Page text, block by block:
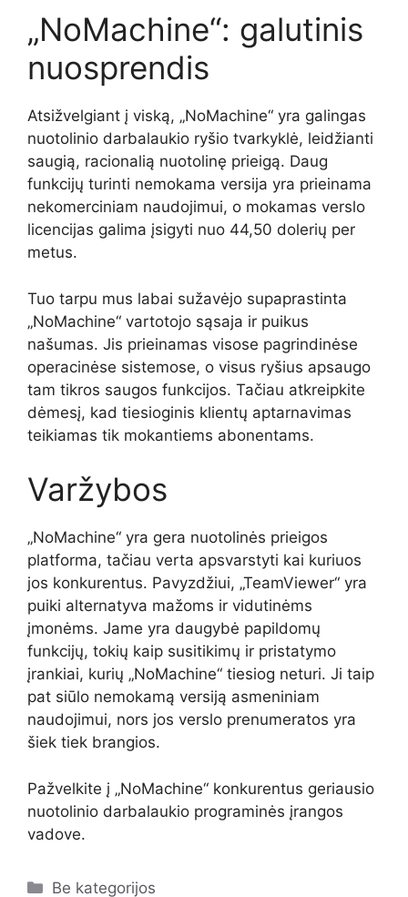
„NoMachine“: galutinis
nuosprendis
Atsižvelgiant į viską, „NoMachine“ yra galingas
nuotolinio darbalaukio ryšio tvarkyklė, leidžianti
saugią, racionalią nuotolinę prieigą. Daug
funkcijų turinti nemokama versija yra prieinama
nekomerciniam naudojimui, o mokamas verslo
licencijas galima įsigyti nuo 44,50 dolerių per
metus.
Tuo tarpu mus labai sužavėjo supaprastinta
„NoMachine“ vartotojo sąsaja ir puikus
našumas. Jis prieinamas visose pagrindinėse
operacinėse sistemose, o visus ryšius apsaugo
tam tikros saugos funkcijos. Tačiau atkreipkite
dėmesį, kad tiesioginis klientų aptarnavimas
teikiamas tik mokantiems abonentams.
Varžybos
„NoMachine“ yra gera nuotolinės prieigos
platforma, tačiau verta apsvarstyti kai kuriuos
jos konkurentus. Pavyzdžiui, „TeamViewer“ yra
puiki alternatyva mažoms ir vidutinėms
įmonėms. Jame yra daugybė papildomų
funkcijų, tokių kaip susitikimų ir pristatymo
įrankiai, kurių „NoMachine“ tiesiog neturi. Ji taip
pat siūlo nemokamą versiją asmeniniam
naudojimui, nors jos verslo prenumeratos yra
šiek tiek brangios.
Pažvelkite į „NoMachine“ konkurentus geriausio
nuotolinio darbalaukio programinės įrangos
vadove.
Kategorijos
Be kategorijos